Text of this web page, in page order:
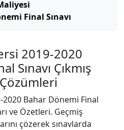
Final Sınavı
2019-2020
Sınavı Çıkmış
2020 Bahar Dönemi Final
ve Özetleri. Geçmiş
çözerek sınavlarda